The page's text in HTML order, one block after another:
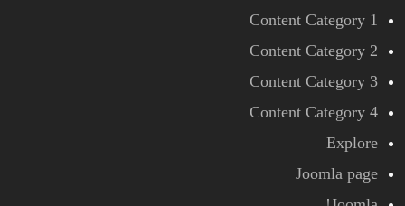
Content Category 1
Content Category 2
Content Category 3
Content Category 4
Explore
Joomla page